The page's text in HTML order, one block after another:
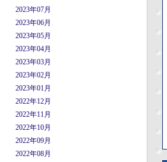
2023年07月
2023年06月
2023年05月
2023年04月
2023年03月
2023年02月
2023年01月
2022年12月
2022年11月
2022年10月
2022年09月
2022年08月